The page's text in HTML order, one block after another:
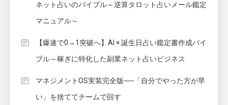
ネット占いのバイブル～逆算タロット占いメール鑑定
マニュアル～
【爆速で0→1突破へ】AI × 誕生日占い鑑定書作成バイ
ブル～稼ぎに特化した副業ネット占いビジネス
マネジメントOS実装完全版──「自分でやった方が早
い」を捨ててチームで回す